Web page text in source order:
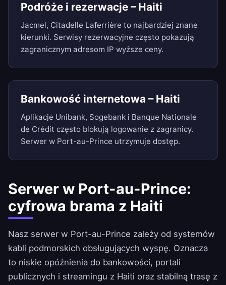
Podróże i rezerwacje – Haiti
Jacmel, Citadelle Laferrière to najbardziej znane
kierunki. Serwisy rezerwacyjne często pokazują
zagranicznym adresom IP wyższe ceny.
Bankowość internetowa – Haiti
Aplikacje Unibank, Sogebank i Banque Nationale
de Crédit często blokują logowanie z zagranicy.
Serwer w Port-au-Prince utrzymuje dostęp.
Serwer w Port-au-Prince:
cyfrowa brama z Haiti
Nasz serwer w Port-au-Prince zależy od systemów
kabli podmorskich obsługujących wyspę. Oznacza
to niskie opóźnienia do bankowości, portali
publicznych i streamingu z Haiti oraz stabilną trasę z